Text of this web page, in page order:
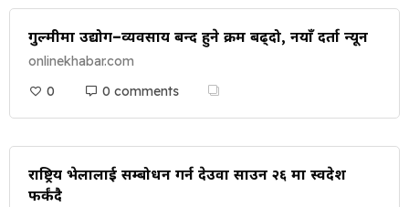
गुल्मीमा उद्योग–व्यवसाय बन्द हुने क्रम बढ्दो, नयाँ दर्ता न्यून
onlinekhabar.com
0
0 comments
राष्ट्रिय भेलालाई सम्बोधन गर्न देउवा साउन २६ मा स्वदेश
फर्कंदै